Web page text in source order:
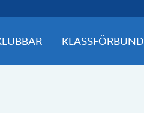
KLASSFÖRBUND